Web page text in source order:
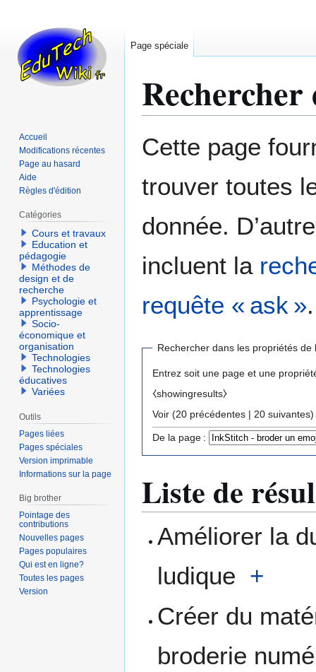
Rechercher
à
navigation
à
recherche
Cette page
trouver toutes
donnée.
incluent la
requête « ask ».
Rechercher dans les propriétés de
Entrez soit une page et une
⧼showingresults⧽
Voir (20 précédentes | 20 suivantes)
De la page :
Liste de
Améliorer la
ludique +
Créer du
broderie
Page spéciale
Accueil
Modifications récentes
Page au hasard
Aide
Règles d'édition
Catégories
Cours et travaux
Education et
pédagogie
Méthodes de
design et de
recherche
Psychologie et
apprentissage
Socio-
économique et
organisation
Technologies
Technologies
éducatives
Variées
Outils
Pages liées
Pages spéciales
Version imprimable
Informations sur la page
Big brother
Pointage des
contributions
Nouvelles pages
Pages populaires
Qui est en ligne?
Toutes les pages
Version